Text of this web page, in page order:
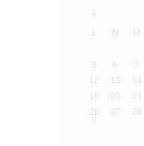
L M M
5
6 7
12
13 14
19
20 21
26
27 28